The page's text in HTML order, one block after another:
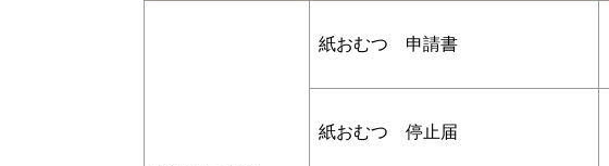
紙おむつ 申請書
紙おむつ 停止届